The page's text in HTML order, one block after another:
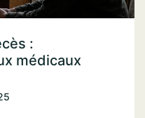
:
médicaux